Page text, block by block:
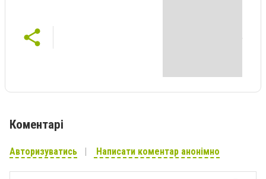
Коментарі
Авторизуватись Написати коментар анонімно